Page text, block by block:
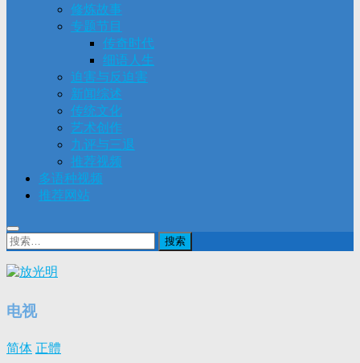
修炼故事
专题节目
传奇时代
细语人生
迫害与反迫害
新闻综述
传统文化
艺术创作
九评与三退
推荐视频
多语种视频
推荐网站
搜
索：
电视
简体 正體